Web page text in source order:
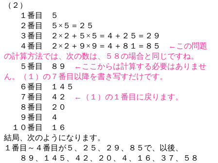
（２）
１番目 ５
２番目 ５×５＝２５
３番目 ２×２＋５×５＝４＋２５＝２９
４番目 ２×２＋９×９＝４＋８１＝８５
←この問題
の計算方法では、次の数は、５８の場合と同じですね。
５番目 ８９
←ここからは計算する必要はありませ
ん。（１）の７番目以降を書き写すだけです。
６番目 １４５
７番目 ４２
←（１）の１番目に戻ります。
８番目 ２０
９番目 ４
１０番目 １６
結局、次のようになります。
１番目～４番目が５、２５、２９、８５で、以後、
８９、１４５、４２、２０、４、１６、３７、５８